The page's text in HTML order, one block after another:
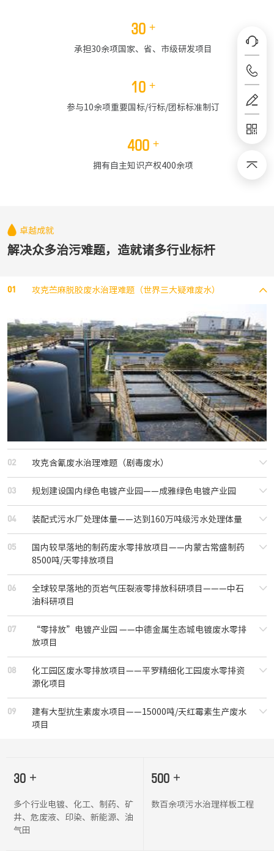
30 +
承担30余项国家、省、市级研发项目
10 +
参与10余项重要国标/行标/团标标准制订
400 +
拥有自主知识产权400余项
卓越成就
解决众多治污难题，造就诸多行业标杆
01 攻克苎麻脱胶废水治理难题（世界三大疑难废水）
02 攻克含氰废水治理难题（剧毒废水）
03 规划建设国内绿色电镀产业园——成雅绿色电镀产业园
04 装配式污水厂处理体量——达到160万吨级污水处理体量
05
国内较早落地的制药废水零排放项目——内蒙古常盛制药
8500吨/天零排放项目
06
全球较早落地的页岩气压裂液零排放科研项目———中石
油科研项目
07
“零排放”电镀产业园 ——中德金属生态城电镀废水零排
放项目
08
化工园区废水零排放项目——平罗精细化工园废水零排资
源化项目
09
建有大型抗生素废水项目——15000吨/天红霉素生产废水
项目
30 +
多个行业电镀、化工、制药、矿
井、危废液、印染、新能源、油
气田
500 +
数百余项污水治理样板工程